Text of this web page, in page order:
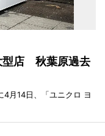
型店 秋葉原過去
4月14日、「ユニクロ ヨ